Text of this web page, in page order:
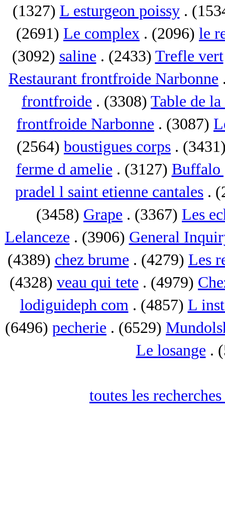
(1327) L esturgeon poissy.
(2691) Le complex . (2096) le
(3092) saline . (2433) Trefle vert
Restaurant frontfroide Narbonne
frontfroide . (3308) Table de
frontfroide Narbonne . (3087)
(2564) boustigues corps .
ferme d amelie . (3127) Buffalo
pradel l saint etienne cantales .
(3458) Grape . (3367) Les
Lelanceze . (3906) General
(4389) chez brume . (4279) Les
(4328) veau qui tete . (4979)
lodiguideph com. (4857) L
(6496) pecherie . (6529)
Le losange .
toutes les